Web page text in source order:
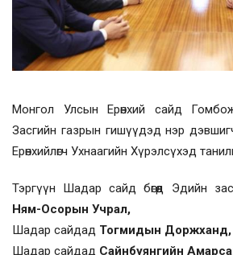
Монгол Улсын Ерөнхий сайд
Засгийн газрын гишүүдэд нэр
Ерөнхийлөгч Ухнаагийн Хүрэлсүхэд
Тэргүүн Шадар сайд бөгөөд Эдийн
Ням-Осорын Учрал,
Шадар сайдад Тогмидын Доржханд,
Шадар сайдад Сайнбуянгийн